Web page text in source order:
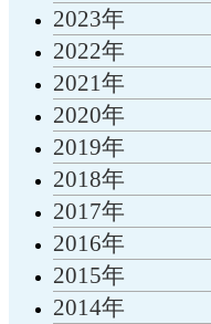
2023年
2022年
2021年
2020年
2019年
2018年
2017年
2016年
2015年
2014年